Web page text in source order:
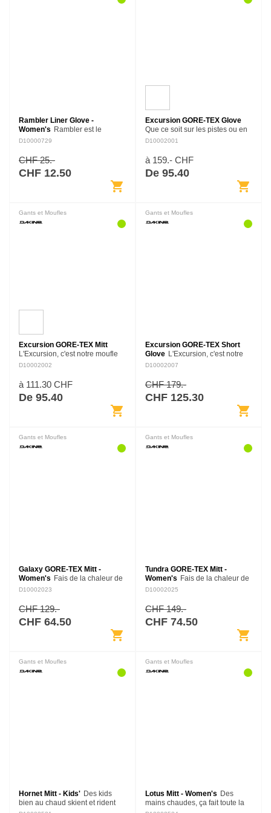
Rambler Liner Glove -
Women's Rambler est le
meilleur ami des amateurs de
construction en poly stretch qui
évacue l'humidité est légère,
chaude et…
D10000729
CHF 25.-
CHF 12.50
shopping_cart
Excursion GORE-TEX Glove
Que ce soit sur les pistes ou en
backcountry, notre gant best-
confort pour une journée de ride
en toutes…
D10002001
à 159.- CHF
De 95.40
shopping_cart
Gants et Moufles
Excursion GORE-TEX Mitt
L'Excursion, c'est notre moufle
polyvalente faite pour garder tes
après jour sur les pentes
enneigées. Son…
D10002002
à 111.30 CHF
De 95.40
shopping_cart
Gants et Moufles
Excursion GORE-TEX Short
Glove L'Excursion, c'est notre
gant polyvalent qui garde tes
après jour sur les pentes
enneigées. Son extérieur en…
D10002007
CHF 179.-
CHF 125.30
shopping_cart
Gants et Moufles
Galaxy GORE-TEX Mitt -
Women's Fais de la chaleur de
tes mains ta priorité avec ces
imperméable et respirante
GORE-TEX couplée à la
technologie…
D10002023
CHF 129.-
CHF 64.50
shopping_cart
Gants et Moufles
Tundra GORE-TEX Mitt -
Women's Fais de la chaleur de
tes mains une priorité avec la
duvet et d'isolation Primaloft®.
La moufle Tundra est dotée
d'une…
D10002025
CHF 149.-
CHF 74.50
shopping_cart
Gants et Moufles
Hornet Mitt - Kids' Des kids
bien au chaud skient et rident
Gants et Moufles
Lotus Mitt - Women's Des
mains chaudes, ça fait toute la